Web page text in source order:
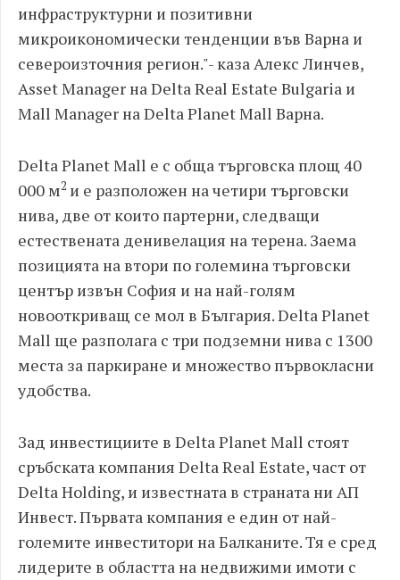
инфраструктурни и позитивни
микроикономически тенденции във Варна и
североизточния регион."- каза Алекс Линчев,
Asset Manager на Delta Real Estate Bulgaria и
Mall Manager на Delta Planet Mall Варна.
Delta Planet Mall е с обща търговска площ 40
000 м2 и е разположен на четири търговски
нива, две от които партерни, следващи
естествената денивелация на терена. Заема
позицията на втори по големина търговски
център извън София и на най-голям
новооткриващ се мол в България. Delta Planet
Mall ще разполага с три подземни нива с 1300
места за паркиране и множество първокласни
удобства.
Зад инвестициите в Delta Planet Mall стоят
сръбската компания Delta Real Estate, част от
Delta Holding, и известната в страната ни АП
Инвест. Първата компания е един от най-
големите инвеститори на Балканите. Тя е сред
лидерите в областта на недвижими имоти с